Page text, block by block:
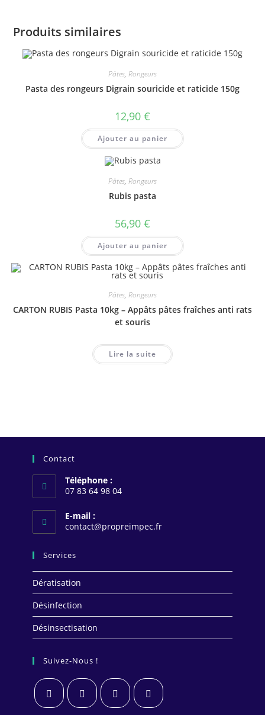
Produits similaires
Pâtes, Rongeurs
Pasta des rongeurs Digrain souricide et raticide 150g
12,90 €
Ajouter au panier
Pâtes, Rongeurs
Rubis pasta
56,90 €
Ajouter au panier
Pâtes, Rongeurs
CARTON RUBIS Pasta 10kg – Appâts pâtes fraîches anti rats
et souris
Lire la suite
Contact
Téléphone :
07 83 64 98 04
E-mail :
contact@propreimpec.frS’ouvre
Services
Dératisation
Désinfection
Désinsectisation
Suivez-Nous !